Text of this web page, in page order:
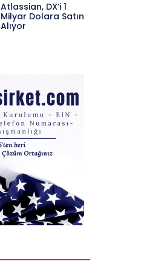
Atlassian, DX’i 1
Milyar Dolara Satın
Alıyor